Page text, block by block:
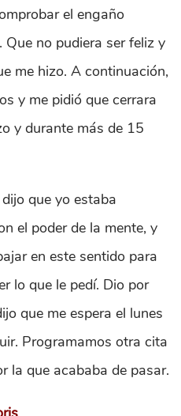
el engaño
no pudiera ser feliz y
me hizo. A continuación,
y me pidió que cerrara
y durante más de 15
que yo estaba
el poder de la mente, y
en este sentido para
lo que le pedí. Dio por
que me espera el lunes
Programamos otra cita
la que acababa de pasar.